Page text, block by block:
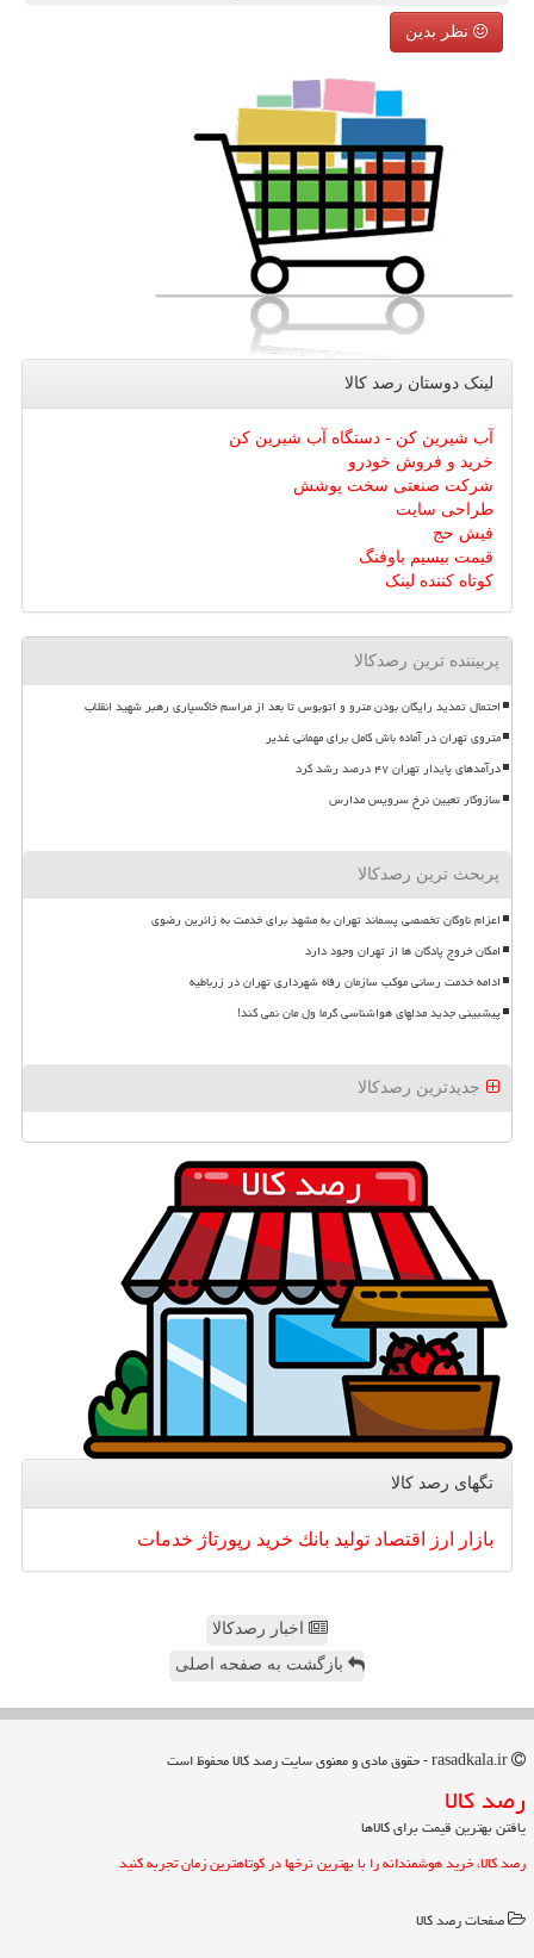
نظر بدین
لینک دوستان رصد كالا
آب شیرین کن - دستگاه آب شیرین کن
خرید و فروش خودرو
شرکت صنعتی سخت پوشش
طراحی سایت
فیش حج
قیمت بیسیم باوفنگ
کوتاه کننده لینک
پربیننده ترین رصدکالا
احتمال تمدید رایگان بودن مترو و اتوبوس تا بعد از مراسم خاکسپاری رهبر شهید انقلاب
متروی تهران در آماده باش کامل برای مهمانی غدیر
درآمدهای پایدار تهران ۴۷ درصد رشد کرد
سازوکار تعیین نرخ سرویس مدارس
پربحث ترین رصدکالا
اعزام ناوگان تخصصی پسماند تهران به مشهد برای خدمت به زائرین رضوی
امکان خروج پادگان ها از تهران وجود دارد
ادامه خدمت رسانی موکب سازمان رفاه شهرداری تهران در زرباطیه
پیشبینی جدید مدلهای هواشناسی گرما ول مان نمی کند!
جدیدترین رصدکالا
تگهای رصد كالا
بازار ارز اقتصاد تولید بانك خرید رپورتاژ خدمات
اخبار رصدکالا
بازگشت به صفحه اصلی
رصد كالا
یافتن بهترین قیمت برای کالاها
رصد کالا، خرید هوشمندانه را با بهترین نرخها در کوتاهترین زمان تجربه کنید
صفحات رصد كالا